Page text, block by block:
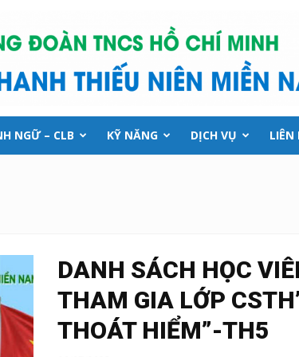
NGỮ – CLB KỸ NĂNG DỊCH VỤ LIÊN
DANH SÁCH HỌC
THAM GIA LỚP
THOÁT HIỂM”-TH5